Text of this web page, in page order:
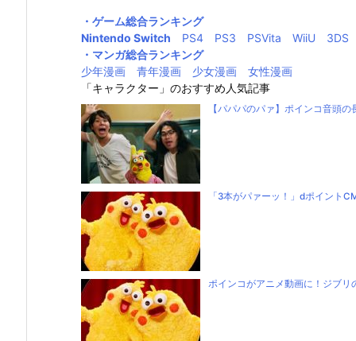
・ゲーム総合ランキング
Nintendo Switch
PS4 PS3 PSVita WiiU
3DS
・マンガ総合ランキング
少年漫画
青年漫画 少女漫画
女性漫画
「キャラクター」のおすすめ人気記事
【パパパのパァ】ポインコ音頭
「3本がパァーッ！」dポイント
ポインコがアニメ動画に！ジブ